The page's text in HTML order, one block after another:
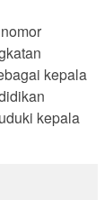
kepala
kepala